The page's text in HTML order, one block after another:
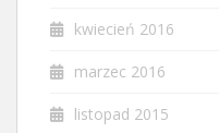
kwiecień 2016
marzec 2016
listopad 2015